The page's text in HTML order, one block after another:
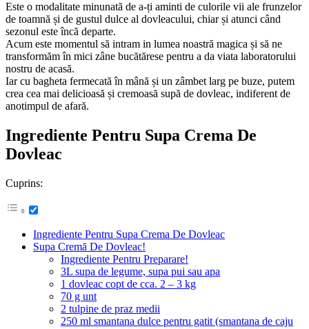
Este o modalitate minunată de a-ți aminti de culorile vii ale frunzelor
de toamnă și de gustul dulce al dovleacului, chiar și atunci când
sezonul este încă departe.
Acum este momentul să intram in lumea noastră magica și să ne
transformăm în mici zâne bucătărese pentru a da viata laboratorului
nostru de acasă.
Iar cu bagheta fermecată în mână și un zâmbet larg pe buze, putem
crea cea mai delicioasă și cremoasă supă de dovleac, indiferent de
anotimpul de afară.
Ingrediente Pentru Supa Crema De
Dovleac
Cuprins:
Ingrediente Pentru Supa Crema De Dovleac
Supa Cremă De Dovleac!
Ingrediente Pentru Preparare!
3L supa de legume, supa pui sau apa
1 dovleac copt de cca. 2 – 3 kg
70 g unt
2 tulpine de praz medii
250 ml smantana dulce pentru gatit (smantana de caju